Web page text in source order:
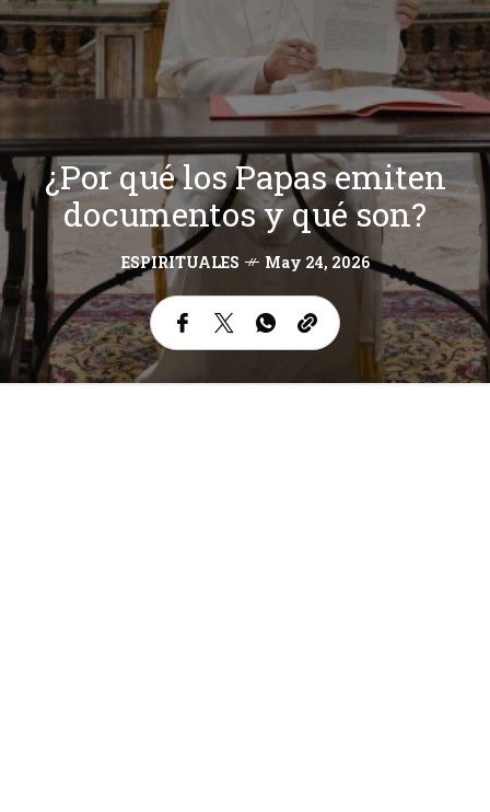
¿Por qué los Papas emiten
documentos y qué son?
ESPIRITUALES May 24, 2026